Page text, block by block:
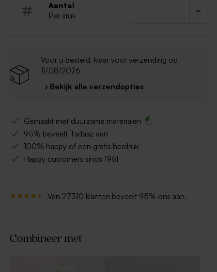
Aantal
Per stuk
Voor u besteld, klaar voor verzending op
11/08/2026
› Bekijk alle verzendopties
Gemaakt met duurzame materialen
95% beveelt Tadaaz aan
100% happy of een gratis herdruk
Happy customers sinds 1961
Van 27310 klanten beveelt 95% ons aan.
Combineer met